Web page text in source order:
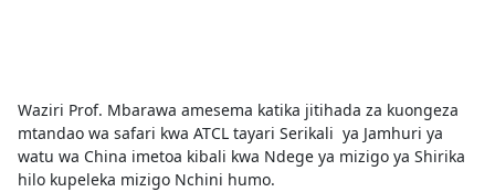
Waziri Prof. Mbarawa amesema katika jitihada za kuongeza
mtandao wa safari kwa ATCL tayari Serikali ya Jamhuri ya
watu wa China imetoa kibali kwa Ndege ya mizigo ya Shirika
hilo kupeleka mizigo Nchini humo.